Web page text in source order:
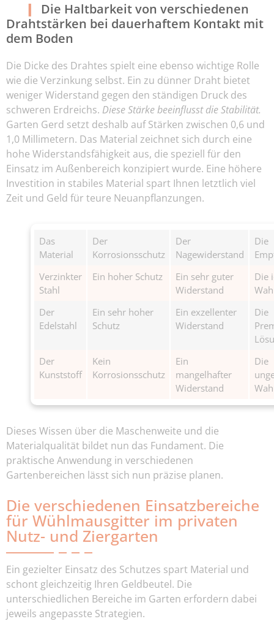
Die Haltbarkeit von verschiedenen
Drahtstärken bei dauerhaftem Kontakt mit
dem Boden
Die Dicke des Drahtes spielt eine ebenso wichtige Rolle
wie die Verzinkung selbst. Ein zu dünner Draht bietet
weniger Widerstand gegen den ständigen Druck des
schweren Erdreichs. Diese Stärke beeinflusst die Stabilität.
Garten Gerd setzt deshalb auf Stärken zwischen 0,6 und
1,0 Millimetern. Das Material zeichnet sich durch eine
hohe Widerstandsfähigkeit aus, die speziell für den
Einsatz im Außenbereich konzipiert wurde. Eine höhere
Investition in stabiles Material spart Ihnen letztlich viel
Zeit und Geld für teure Neuanpflanzungen.
Das
Material
Der
Korrosionsschutz
Der
Nagewiderstand
Die
Verzinkter
Stahl
Ein hoher Schutz
Ein sehr guter
Widerstand
Die
Der
Edelstahl
Ein sehr hoher
Schutz
Ein exzellenter
Widerstand
Die
Der
Kunststoff
Kein
Korrosionsschutz
Ein
mangelhafter
Widerstand
Die
Dieses Wissen über die Maschenweite und die
Materialqualität bildet nun das Fundament. Die
praktische Anwendung in verschiedenen
Gartenbereichen lässt sich nun präzise planen.
Die verschiedenen Einsatzbereiche
für Wühlmausgitter im privaten
Nutz- und Ziergarten
Ein gezielter Einsatz des Schutzes spart Material und
schont gleichzeitig Ihren Geldbeutel. Die
unterschiedlichen Bereiche im Garten erfordern dabei
jeweils angepasste Strategien.